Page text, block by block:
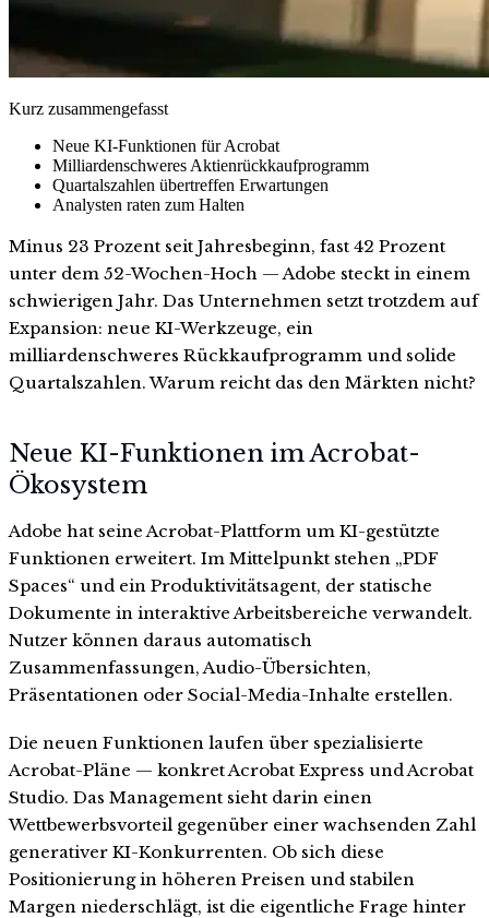
Kurz zusammengefasst
Neue KI-Funktionen für Acrobat
Milliardenschweres Aktienrückkaufprogramm
Quartalszahlen übertreffen Erwartungen
Analysten raten zum Halten
Minus 23 Prozent seit Jahresbeginn, fast 42 Prozent
unter dem 52-Wochen-Hoch — Adobe steckt in einem
schwierigen Jahr. Das Unternehmen setzt trotzdem auf
Expansion: neue KI-Werkzeuge, ein
milliardenschweres Rückkaufprogramm und solide
Quartalszahlen. Warum reicht das den Märkten nicht?
Neue KI-Funktionen im Acrobat-
Ökosystem
Adobe hat seine Acrobat-Plattform um KI-gestützte
Funktionen erweitert. Im Mittelpunkt stehen „PDF
Spaces“ und ein Produktivitätsagent, der statische
Dokumente in interaktive Arbeitsbereiche verwandelt.
Nutzer können daraus automatisch
Zusammenfassungen, Audio-Übersichten,
Präsentationen oder Social-Media-Inhalte erstellen.
Die neuen Funktionen laufen über spezialisierte
Acrobat-Pläne — konkret Acrobat Express und Acrobat
Studio. Das Management sieht darin einen
Wettbewerbsvorteil gegenüber einer wachsenden Zahl
generativer KI-Konkurrenten. Ob sich diese
Positionierung in höheren Preisen und stabilen
Margen niederschlägt, ist die eigentliche Frage hinter